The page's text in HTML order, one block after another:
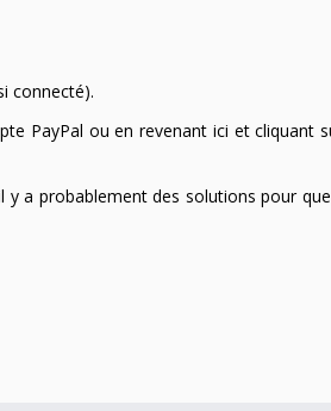
connecté).
PayPal ou en revenant ici et cliquant
y a probablement des solutions pour